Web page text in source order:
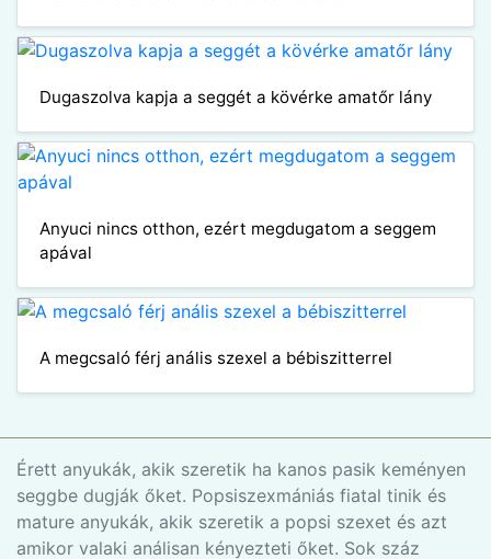
Dugaszolva kapja a seggét a kövérke amatőr lány
Anyuci nincs otthon, ezért megdugatom a seggem
apával
A megcsaló férj anális szexel a bébiszitterrel
Érett anyukák, akik szeretik ha kanos pasik keményen
seggbe dugják őket. Popsiszexmániás fiatal tinik és
mature anyukák, akik szeretik a popsi szexet és azt
amikor valaki análisan kényezteti őket. Sok száz